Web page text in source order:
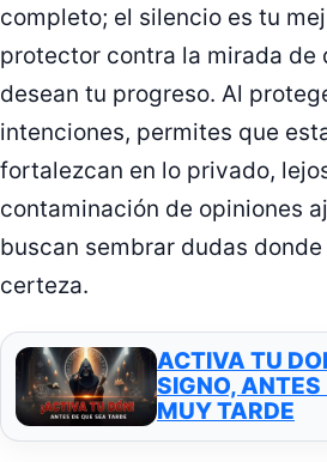
completo; el silencio es tu
protector contra la mirada de
desean tu progreso. Al
intenciones, permites que
fortalezcan en lo privado,
contaminación de opiniones
buscan sembrar dudas
certeza.
ACTIVA TU
SIGNO, ANTES
MUY TARDE